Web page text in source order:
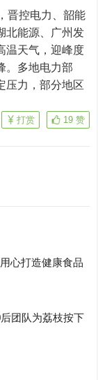
北能源、广州发
温天气，迎峰度
。多地电力部
压力，部分地区
19 赞
打赏
心打造健康食品
团队为荔枝按下